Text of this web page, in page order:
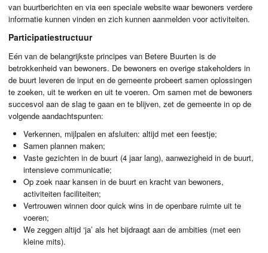
van buurtberichten en via een speciale website waar bewoners verdere
informatie kunnen vinden en zich kunnen aanmelden voor activiteiten.
Participatiestructuur
Eén van de belangrijkste principes van Betere Buurten is de
betrokkenheid van bewoners. De bewoners en overige stakeholders in
de buurt leveren de input en de gemeente probeert samen oplossingen
te zoeken, uit te werken en uit te voeren. Om samen met de bewoners
succesvol aan de slag te gaan en te blijven, zet de gemeente in op de
volgende aandachtspunten:
Verkennen, mijlpalen en afsluiten: altijd met een feestje;
Samen plannen maken;
Vaste gezichten in de buurt (4 jaar lang), aanwezigheid in de buurt,
intensieve communicatie;
Op zoek naar kansen in de buurt en kracht van bewoners,
activiteiten faciliteiten;
Vertrouwen winnen door quick wins in de openbare ruimte uit te
voeren;
We zeggen altijd ‘ja’ als het bijdraagt aan de ambities (met een
kleine mits).